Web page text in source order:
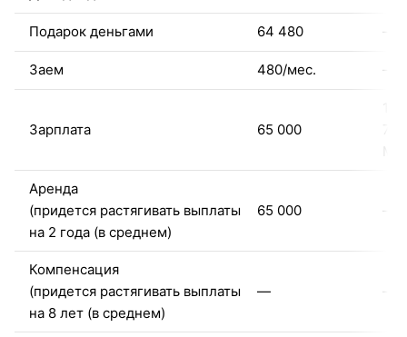
Подарок деньгами 64 480 —
Заем 480/мес. —
Зарплата 65 000
Аренда
(придется растягивать выплаты
на 2 года (в среднем)
65 000 —
Компенсация
(придется растягивать выплаты
на 8 лет (в среднем)
— —